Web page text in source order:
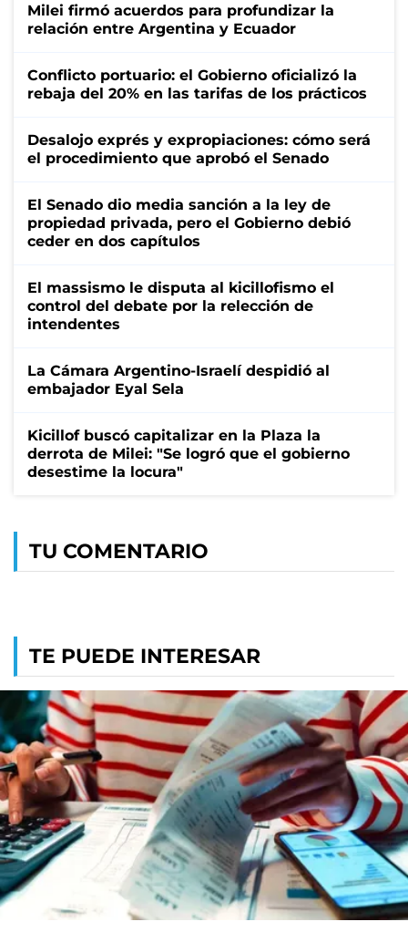
Milei firmó acuerdos para profundizar la
relación entre Argentina y Ecuador
Conflicto portuario: el Gobierno oficializó la
rebaja del 20% en las tarifas de los prácticos
Desalojo exprés y expropiaciones: cómo será
el procedimiento que aprobó el Senado
El Senado dio media sanción a la ley de
propiedad privada, pero el Gobierno debió
ceder en dos capítulos
El massismo le disputa al kicillofismo el
control del debate por la relección de
intendentes
La Cámara Argentino-Israelí despidió al
embajador Eyal Sela
Kicillof buscó capitalizar en la Plaza la
derrota de Milei: "Se logró que el gobierno
desestime la locura"
TU COMENTARIO
TE PUEDE INTERESAR